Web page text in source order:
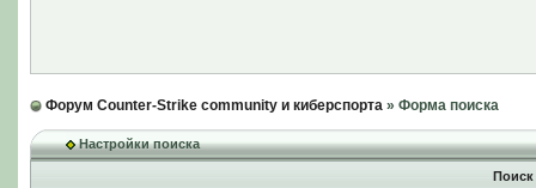
Форум Counter-Strike community и киберспорта» Форма поиска
Настройки поиска